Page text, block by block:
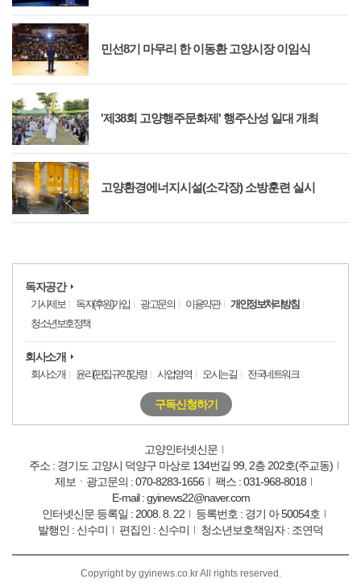
민선8기 마무리 한 이동환 고양시장 이임식
'제38회 고양행주문화제' 행주산성 일대 개최
고양환경에너지시설(소각장) 소방훈련 실시
독자공간
기사제보 독자(후원)가입 광고문의 이용약관
개인정보처리방침
청소년보호정책
회사소개
회사소개 윤리(편집규약)강령 사업영역 오시는길 전국네트워크
구독신청하기
고양인터넷신문
주소 : 경기도 고양시 덕양구 마상로 134번길 99, 2층 202호(주교동)
제보ㆍ광고문의 : 070-8283-1656
팩스 : 031-968-8018
E-mail : gyinews22@naver.com
인터넷신문 등록일 : 2008. 8. 22
등록번호 : 경기 아 50054호
발행인 : 신수미
편집인 : 신수미 청소년보호책임자 : 조연덕
Copyright by gyinews.co.kr All rights reserved.